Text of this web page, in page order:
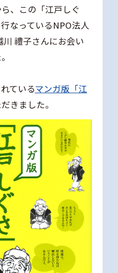
、この「江戸しぐ
なっているNPO法人
禮子さんにお会い
ているマンガ版「江
きました。